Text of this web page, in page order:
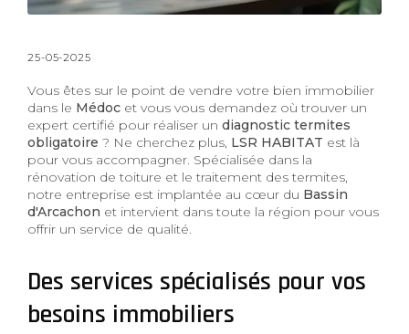
25-05-2025
Vous êtes sur le point de vendre votre bien immobilier
dans le Médoc et vous vous demandez où trouver un
expert certifié pour réaliser un diagnostic termites
obligatoire ? Ne cherchez plus, LSR HABITAT est là
pour vous accompagner. Spécialisée dans la
rénovation de toiture et le traitement des termites,
notre entreprise est implantée au cœur du Bassin
d'Arcachon et intervient dans toute la région pour vous
offrir un service de qualité.
Des services spécialisés pour vos
besoins immobiliers